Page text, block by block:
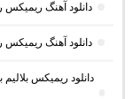
دانلود آهنگ ریمیکس رادیو تهران 18 از دیجی
دانلود آهنگ
دانلود ریمیکس